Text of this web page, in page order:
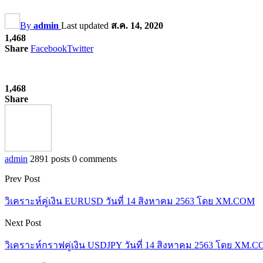
By admin Last updated ส.ค. 14, 2020
1,468
Share FacebookTwitter
1,468
Share
admin 2891 posts 0 comments
Prev Post
วิเคราะห์คู่เงิน EURUSD วันที่ 14 สิงหาคม 2563 โดย XM.COM
Next Post
วิเคราะห์กราฟคู่เงิน USDJPY วันที่ 14 สิงหาคม 2563 โดย